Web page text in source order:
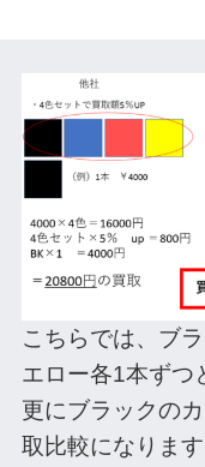
こちらでは、ブ
エロー各1本ずつ
更にブラックの
取比較になります